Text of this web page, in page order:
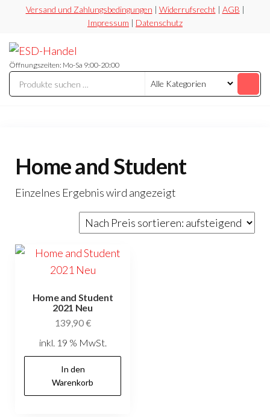
springen
Versand und Zahlungsbedingungen | Widerrufsrecht | AGB |
Impressum | Datenschutz
Handel
Preiswert
Öffnungszeiten: Mo-Sa 9:00-20:00
Home and Student
Einzelnes Ergebnis wird angezeigt
Home and Student
2021 Neu
139,90€
inkl. 19 % MwSt.
In den
Warenkorb